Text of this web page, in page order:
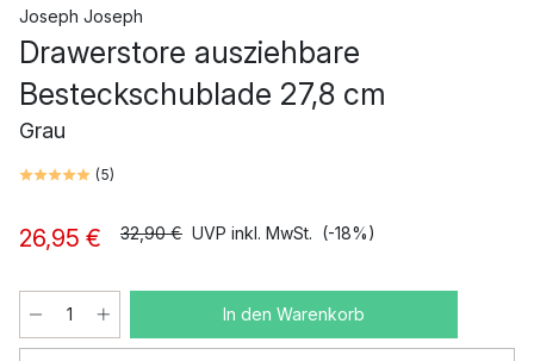
Joseph Joseph
Drawerstore ausziehbare
Besteckschublade 27,8 cm
Grau
(5)
26,95 € 32,90 € UVP inkl. MwSt. (-18%)
In den Warenkorb